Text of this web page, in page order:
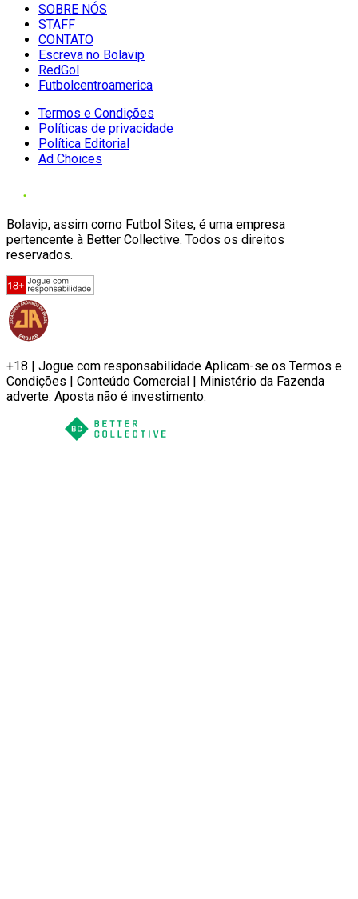
SOBRE NÓS
STAFF
CONTATO
Escreva no Bolavip
RedGol
Futbolcentroamerica
Termos e Condições
Políticas de privacidade
Política Editorial
Ad Choices
Bolavip, assim como Futbol Sites, é uma empresa
pertencente à Better Collective. Todos os direitos
reservados.
+18 | Jogue com responsabilidade Aplicam-se os Termos e
Condições | Conteúdo Comercial | Ministério da Fazenda
adverte: Aposta não é investimento.